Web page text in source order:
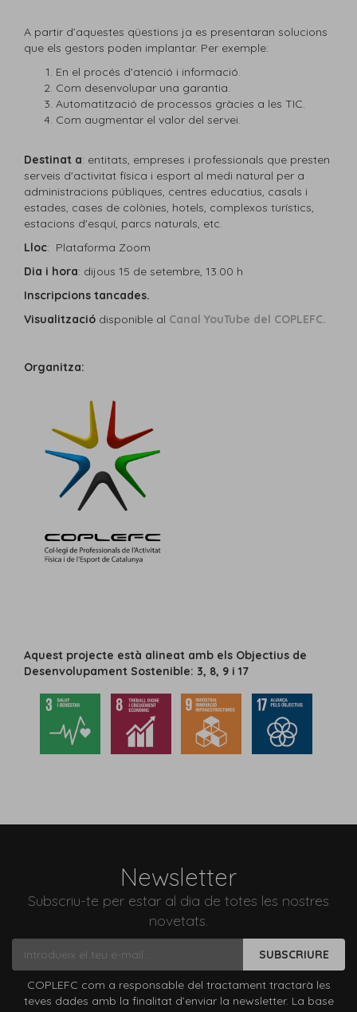
A partir d’aquestes qüestions ja es presentaran solucions
que els gestors poden implantar. Per exemple:
En el procés d'atenció i informació.
Com desenvolupar una garantia.
Automatització de processos gràcies a les TIC.
Com augmentar el valor del servei.
Destinat a: entitats, empreses i professionals que presten
serveis d'activitat física i esport al medi natural per a
administracions públiques, centres educatius, casals i
estades, cases de colònies, hotels, complexos turístics,
estacions d'esquí, parcs naturals, etc.
Lloc: Plataforma Zoom
Dia i hora: dijous 15 de setembre, 13.00 h
Inscripcions tancades.
Visualització disponible al Canal YouTube del COPLEFC.
Organitza:
Aquest projecte està alineat amb els Objectius de
Desenvolupament Sostenible: 3, 8, 9 i 17
Newsletter
Subscriu-te per estar al dia de totes les nostres
novetats.
SUBSCRIURE
COPLEFC com a responsable del tractament tractarà les
teves dades amb la finalitat d’enviar la newsletter. La base